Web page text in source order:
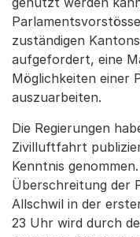
zuständigen
aufgefordert, eine
Möglichkeiten einer
auszuarbeiten.
Die Regierungen
Zivilluftfahrt
Kenntnis
Überschreitung der
Allschwil in der
23 Uhr wird durch